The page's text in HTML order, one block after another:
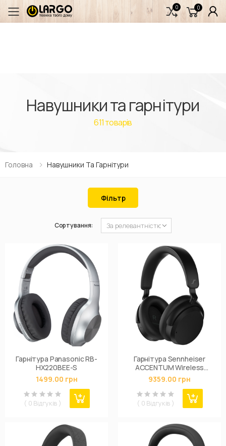
Переключити мобільне меню
0 0
Навушники та гарнітури
611товарів
Головна Навушники Та Гарнітури
Фільтр
Сортування:
Гарнітура Panasonic RB-
HX220BEE-S
1499.00 грн
( 0 Відгуків )
Гарнітура Sennheiser
ACCENTUM Wireless
Black
9359.00 грн
( 0 Відгуків )